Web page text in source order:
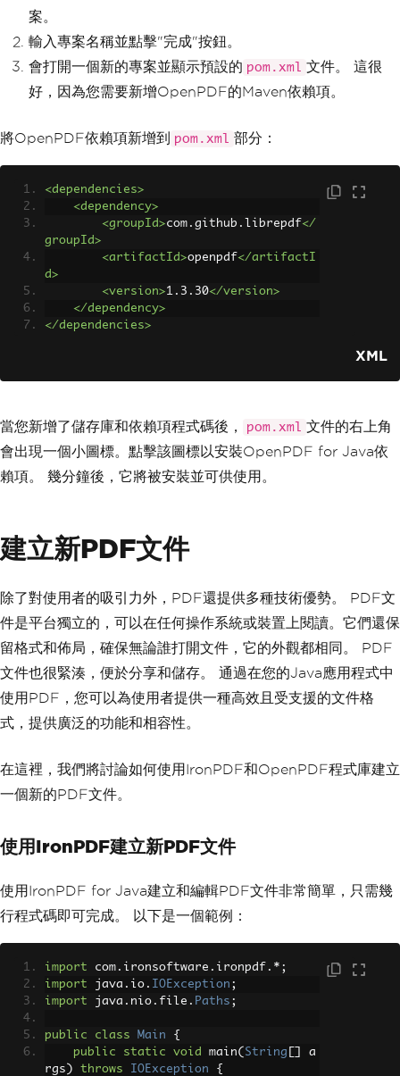
案。
輸入專案名稱並點擊"完成"按鈕。
會打開一個新的專案並顯示預設的 pom.xml
文件。 這很
好，因為您需要新增OpenPDF的Maven依賴項。
將OpenPDF依賴項新增到 pom.xml 部分：
<dependencies>
<dependency>
<groupId>com.github.librepdf</
groupId>
<artifactId>openpdf</artifactI
d>
<version>1.3.30</version>
</dependency>
</dependencies>
XML
當您新增了儲存庫和依賴項程式碼後， pom.xml
文件的右上角
會出現一個小圖標。點擊該圖標以安裝OpenPDF for Java依
賴項。 幾分鐘後，它將被安裝並可供使用。
建立新PDF文件
除了對使用者的吸引力外，PDF還提供多種技術優勢。 PDF文
件是平台獨立的，可以在任何操作系統或裝置上閱讀。它們還保
留格式和佈局，確保無論誰打開文件，它的外觀都相同。 PDF
文件也很緊湊，便於分享和儲存。 通過在您的Java應用程式中
使用PDF，您可以為使用者提供一種高效且受支援的文件格
式，提供廣泛的功能和相容性。
在這裡，我們將討論如何使用IronPDF和OpenPDF程式庫建立
一個新的PDF文件。
使用IronPDF建立新PDF文件
使用IronPDF for Java建立和編輯PDF文件非常簡單，只需幾
行程式碼即可完成。 以下是一個範例：
import com . ironsoftware . ironpdf .*;
import java . io . IOException ;
import java . nio . file . Paths ;
public class Main
{
public
static void main( String
a
rgs ) throws IOException
{